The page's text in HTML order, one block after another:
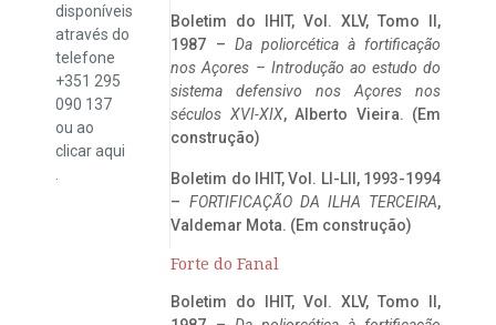
disponíveis
através do
telefone
+351 295
090 137
ou ao
clicaraqui
Boletim do IHIT, Vol. XLV, Tomo II,
1987 – Da poliorcética à fortificação
nos Açores – Introdução ao estudo do
sistema defensivo nos Açores nos
séculos XVI-XIX, Alberto Vieira. (Em
construção)
Boletim do IHIT, Vol. LI-LII, 1993-1994
– FORTIFICAÇÃO DA ILHA TERCEIRA,
Valdemar Mota. (Em construção)
Forte do Fanal
Boletim do IHIT, Vol. XLV, Tomo II,